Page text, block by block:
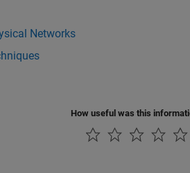
Networks
How useful was this